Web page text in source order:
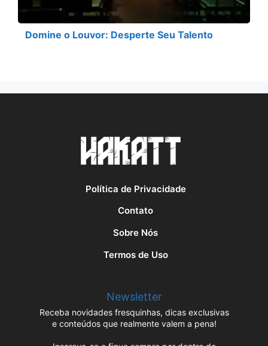
Domine o Louvor: Desperte Seu Talento
Política de Privacidade
Contato
Sobre Nós
Termos de Uso
Newsletter
Receba novidades fresquinhas, dicas exclusivas
e conteúdos que realmente valem a pena!